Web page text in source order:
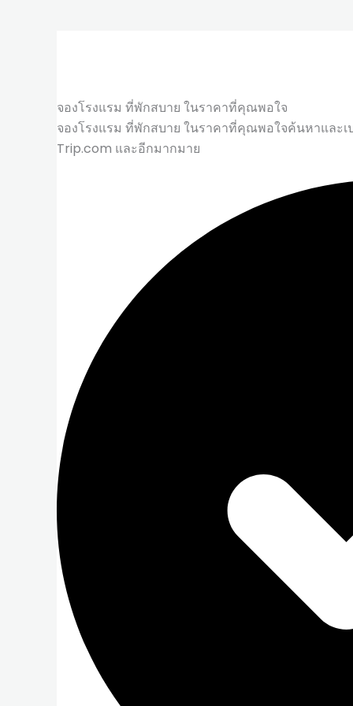
จองโรงแรม ที่พักสบาย ในราคาที่คุณพอใจ
จองโรงแรม ที่พักสบาย ในราคาที่คุณพอใจค้นหาและ
Trip.com และอีกมากมาย